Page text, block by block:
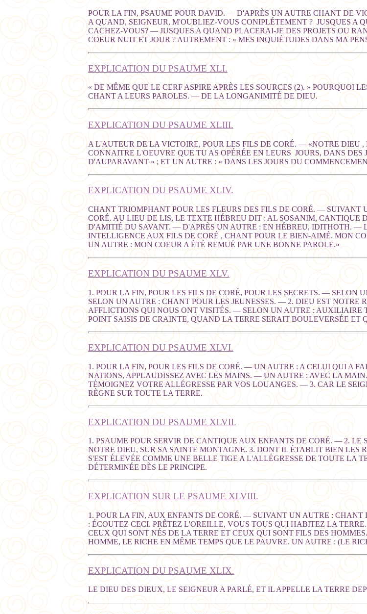
POUR LA FIN, PSAUME POUR DAVID. — D'APRÈS UN AUTRE CHANT DE
A QUAND, SEIGNEUR, M'OUBLIEZ-VOUS CONIPLÉTEMENT ? JUSQUES A
CACHEZ-VOUS? — JUSQUES A QUAND PLACERAI-JE DES PROJETS OU
COEUR NUIT ET JOUR ? AUTREMENT : « MES INQUIÉTUDES DANS MA
EXPLICATION DU PSAUME XLI.
« DE MÊME QUE LE CERF ASPIRE APRÈS LES SOURCES (2). » POURQUOI
CHANT A LEURS PAROLES. — DE LA LONGANIMITÉ DE DIEU.
EXPLICATION DU PSAUME XLIII.
A L'AUTEUR DE LA VICTOIRE, POUR LES FILS DE CORÉ. — «NOTRE DIEU
CONNAITRE L'OEUVRE QUE TU AS OPÉRÉE EN LEURS JOURS, DANS
D'AUPARAVANT » ; ET UN AUTRE : « DANS LES JOURS DU
EXPLICATION DU PSAUME XLIV.
CHANT TRIOMPHANT POUR LES FLEURS DES FILS DE CORÉ. —
CORÉ. AU LIEU DE LIS, LE TEXTE HÉBREU DIT : AL SOSANIM,
D'AMITIÉ DU SAVANT. — D'APRÈS UN AUTRE : EN HÉBREU, IDITHOTH. —
INTELLIGENCE AUX FILS DE CORÉ , CHANT POUR LE BIEN-AIMÉ. MON
UN AUTRE : MON COEUR A ÉTÉ REMUÉ PAR UNE BONNE PAROLE.»
EXPLICATION DU PSAUME XLV.
1. POUR LA FIN, POUR LES FILS DE CORÉ, POUR LES SECRETS. —
SELON UN AUTRE : CHANT POUR LES JEUNESSES. — 2. DIEU EST
AFFLICTIONS QUI NOUS ONT VISITÉS. — SELON UN AUTRE : AUXILIAIRE
POINT SAISIS DE CRAINTE, QUAND LA TERRE SERAIT BOULEVERSÉE ET
EXPLICATION DU PSAUME XLVI.
1. POUR LA FIN, POUR LES FILS DE CORÉ. — UN AUTRE : A CELUI QUI A
NATIONS, APPLAUDISSEZ AVEC LES MAINS. — UN AUTRE : AVEC LA
TÉMOIGNEZ VOTRE ALLÉGRESSE PAR VOS LOUANGES. — 3. CAR LE
RÈGNE SUR TOUTE LA TERRE.
EXPLICATION DU PSAUME XLVII.
1. PSAUME POUR SERVIR DE CANTIQUE AUX ENFANTS DE CORÉ. — 2.
NOTRE DIEU, SUR SA SAINTE MONTAGNE. 3. DONT IL ÉTABLIT BIEN
S'EST ÉLEVÉE COMME UNE BELLE TIGE A L'ALLÉGRESSE DE TOUTE LA
DÉTERMINÉE DÈS LE PRINCIPE.
EXPLICATION SUR LE PSAUME XLVIII.
1. POUR LA FIN, AUX ENFANTS DE CORÉ. — SUIVANT UN AUTRE :
: ÉCOUTEZ CECI. PRÊTEZ L'OREILLE, VOUS TOUS QUI HABITEZ LA
CEUX QUI SONT NÉS DE LA TERRE ET CEUX QUI SONT FILS DES
HOMME, LE RICHE EN MÊME TEMPS QUE LE PAUVRE. UN AUTRE : (LE
EXPLICATION DU PSAUME XLIX.
LE DIEU DES DIEUX, LE SEIGNEUR A PARLÉ, ET IL APPELLE LA TERRE